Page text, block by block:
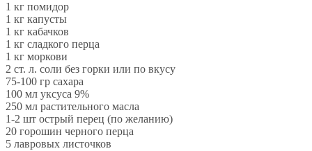
1 кг помидор
1 кг капусты
1 кг кабачков
1 кг сладкого перца
1 кг моркови
2 ст. л. соли без горки или по вкусу
75-100 гр сахара
100 мл уксуса 9%
250 мл растительного масла
1-2 шт острый перец (по желанию)
20 горошин черного перца
5 лавровых листочков